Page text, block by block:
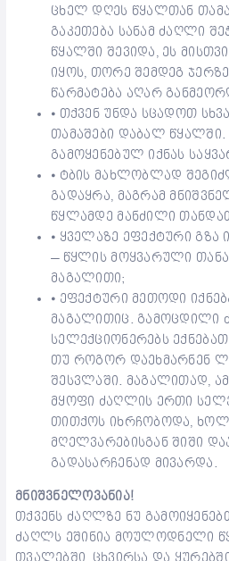
ცხელ დღეს წყალთან
გაკეთება სანამ ძაღლი
წყალში შევიდა, ეს
იყოს, თორე შემდეგ
წარმატება აღარ
⦁ თქვენ უნდა სცადოთ
თამაშები დაბალ წყალში.
გამოყენებულ იქნას
⦁ ტბის მახლობლად
გადაყრა, მაგრამ
წყლამდე მანძილი
⦁ ყველაზე ეფექტური გზა
– წყლის მოყვარული
მაგალითი;
⦁ ეფექტური მეთოდი
მაგალითიც. გამოცდილი
სელექციონერებს
თუ როგორ დაეხმარნენ
შესვლაში. მაგალითად,
მყოფი ძაღლის ერთი
თითქოს იხრჩობოდა,
მღელვარებისგან შიში
გადასარჩენად მივარდა.
მნიშვნელოვანია!
თქვენს ძაღლზე ნუ
ძაღლს ეშინია მოულოდნელი